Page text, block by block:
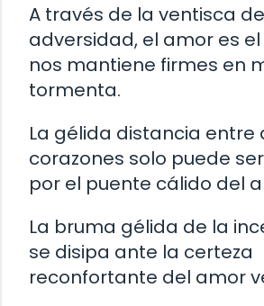
A través de la ventisca
adversidad, el amor es
nos mantiene firmes en
tormenta.
La gélida distancia entre
corazones solo puede
por el puente cálido del
La bruma gélida de la
se disipa ante la certeza
reconfortante del amor